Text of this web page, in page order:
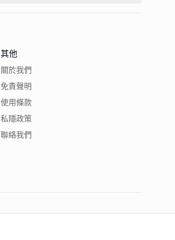
其他
關於我們
免責聲明
使用條款
私隱政策
聯絡我們